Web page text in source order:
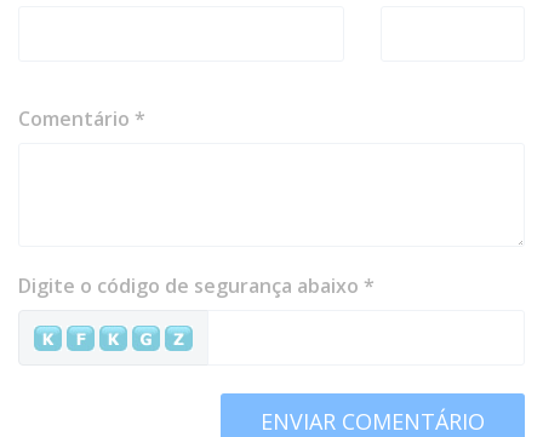
Comentário *
Digite o código de segurança abaixo *
ENVIAR COMENTÁRIO